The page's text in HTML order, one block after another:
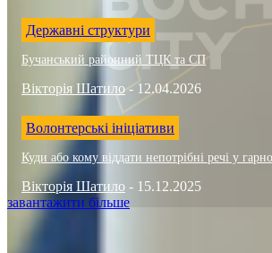
Державні структури
Бучанський районний ТЦК та СП
Вікторія Шатило - 12.04.2026
Волонтерські ініціативи
Куди або кому віддати непотрібні речі у
Вікторія Шатило - 15.12.2025
завантажити більше